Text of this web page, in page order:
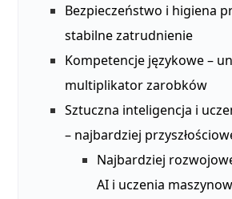
Bezpieczeństwo i higiena
stabilne zatrudnienie
Kompetencje językowe –
multiplikator zarobków
Sztuczna inteligencja i
– najbardziej
Najbardziej
AI i uczenia